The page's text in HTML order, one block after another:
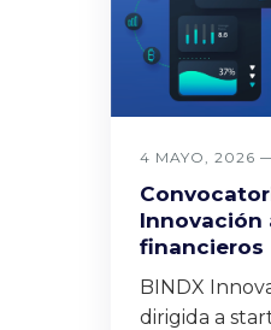
4 MAYO, 2026
Innovación
financieros
BINDX
dirigida a